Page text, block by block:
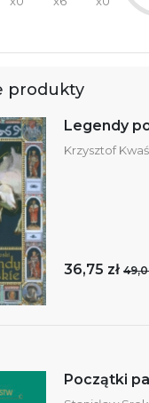
produkty
Legendy
Krzysztof
36,75 zł
Początki